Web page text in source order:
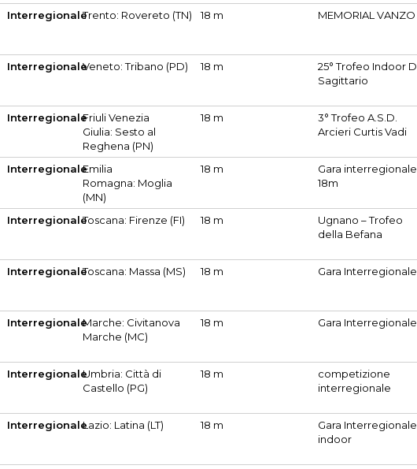
InterregionaleTrento: Rovereto (TN) 18 m MEMORIAL VANZO
InterregionaleVeneto: Tribano (PD) 18 m
25° Trofeo Indoor
Sagittario
InterregionaleFriuli Venezia
Giulia: Sesto al
Reghena (PN)
18 m
3° Trofeo A.S.D.
Arcieri Curtis Vadi
InterregionaleEmilia
Romagna: Moglia
(MN)
18 m
Gara interregionale
18m
InterregionaleToscana: Firenze (FI) 18 m
Ugnano – Trofeo
della Befana
InterregionaleToscana: Massa (MS) 18 m Gara Interregionale
InterregionaleMarche: Civitanova
Marche (MC)
18 m Gara Interregionale
InterregionaleUmbria: Città di
Castello (PG)
18 m
competizione
interregionale
InterregionaleLazio: Latina (LT) 18 m
Gara Interregionale
indoor